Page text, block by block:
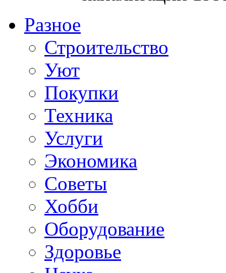
Разное
Строительство
Уют
Покупки
Техника
Услуги
Экономика
Советы
Хобби
Oборудование
Здоровье